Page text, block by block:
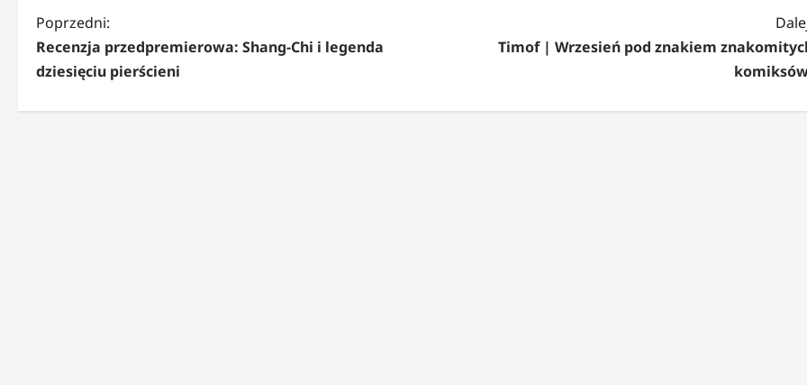
Z
o
Poprzedni:
Recenzja przedpremierowa: Shang-Chi i legenda
dziesięciu pierścieni
Timof | Wrzesień pod znakiem